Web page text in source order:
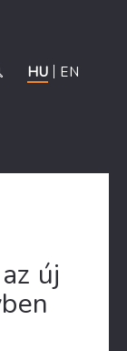
HU EN
új